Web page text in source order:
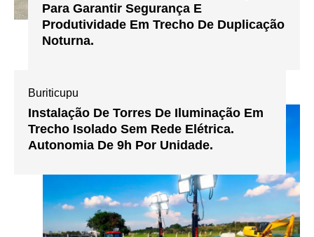
Para Garantir Segurança E
Produtividade Em Trecho De Duplicação
Noturna.
Buriticupu
Instalação De Torres De Iluminação Em
Trecho Isolado Sem Rede Elétrica.
Autonomia De 9h Por Unidade.